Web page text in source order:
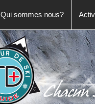
Qui sommes nous?